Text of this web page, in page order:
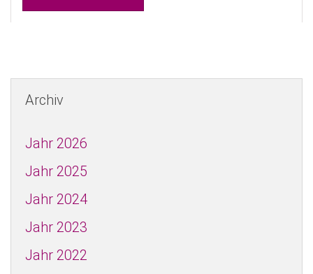
Archiv
Jahr 2026
Jahr 2025
Jahr 2024
Jahr 2023
Jahr 2022